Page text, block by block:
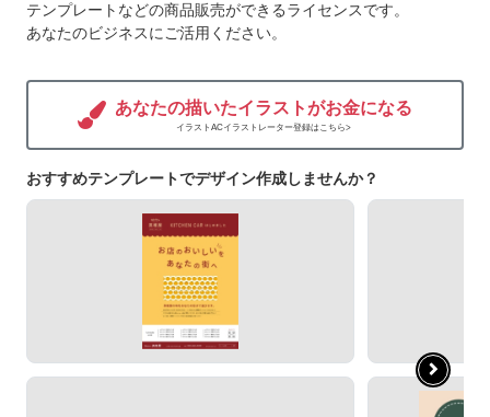
テンプレートなどの商品販売ができるライセンスです。
あなたのビジネスにご活用ください。
あなたの描いたイラストがお金になる
イラストACイラストレーター登録はこちら>
おすすめテンプレートでデザイン作成しませんか？